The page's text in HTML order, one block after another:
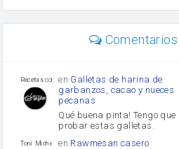
Recetas con sazon
en Galletas de harina de
garbanzos, cacao y nueces
pecanas
Qué buena pinta! Tengo que
probar estas galletas.
Toni Michel Caubet
en Rawmesan casero